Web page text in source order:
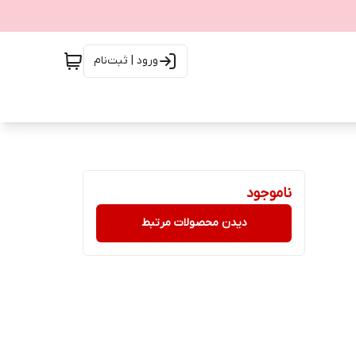
ورود | ثبت‌نام
ناموجود
دیدن محصولات مرتبط